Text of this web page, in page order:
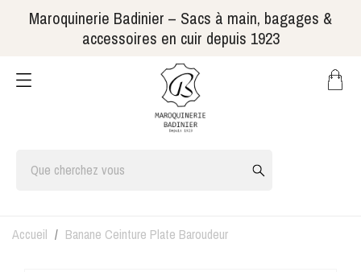
Maroquinerie Badinier – Sacs à main, bagages &
accessoires en cuir depuis 1923
Accueil Banane Ceinture Plate Baroudeur